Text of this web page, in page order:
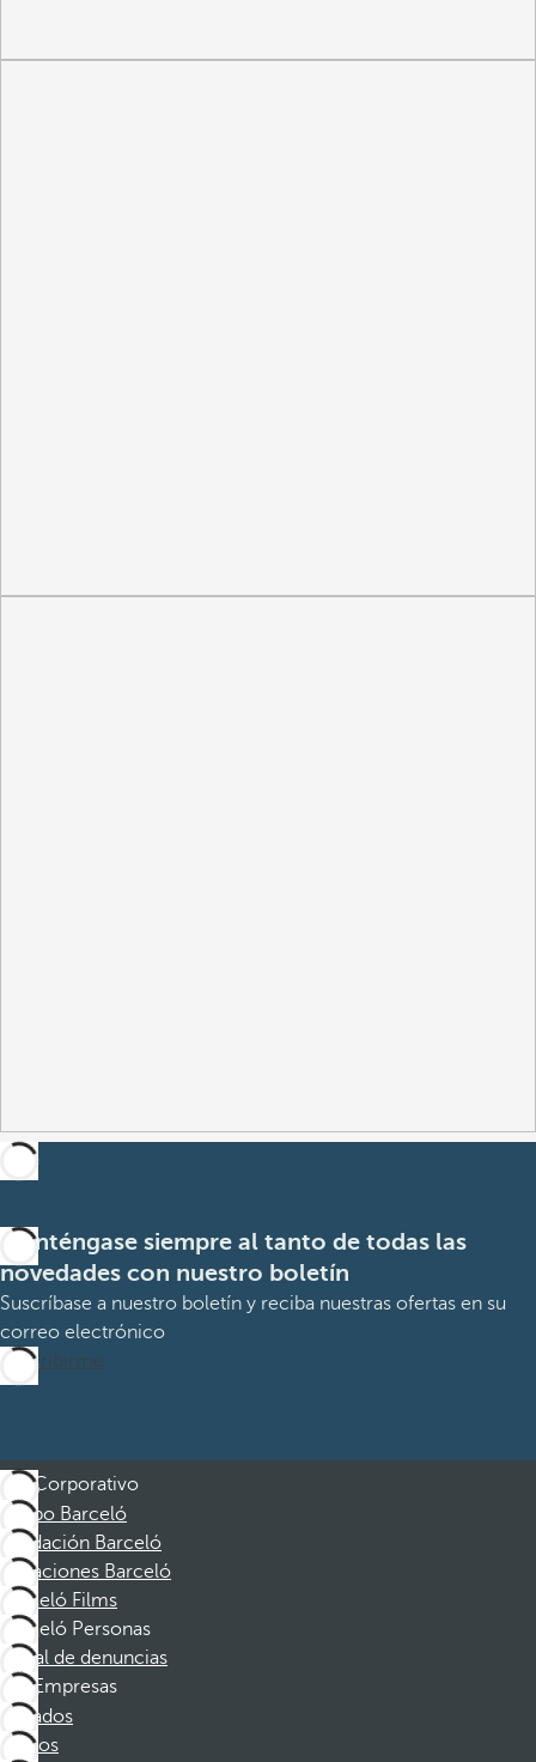
Manténgase siempre al tanto de todas las
novedades con nuestro boletín
Suscríbase a nuestro boletín y reciba nuestras ofertas en su
correo electrónico
Suscribirme
Corporativo
Grupo Barceló
Fundación Barceló
Vacaciones Barceló
Barceló Films
Barceló Personas
Canal de denuncias
Empresas
Afiliados
Socios